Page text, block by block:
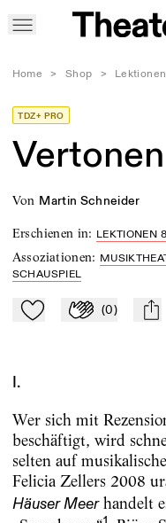
Home > Shop >
TDZ+ PRO
Vertonen
von Martin Schneider
Erschienen in: LEKTIONEN
Assoziationen:
SCHAUSPIEL
Zu Mein-TdZ hinzufügen
Applaudieren
(0) mail
I.
Wer sich mit
beschäftigt, wird
selten auf
Felicia Zellers 2008
Häuser Meerhandelt